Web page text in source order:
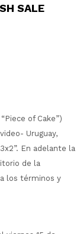
SALE
of Cake”)
Uruguay,
En adelante la
de la
los términos y